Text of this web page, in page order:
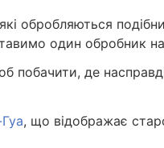
обробляються
один обробник на
побачити, де
, що відображає